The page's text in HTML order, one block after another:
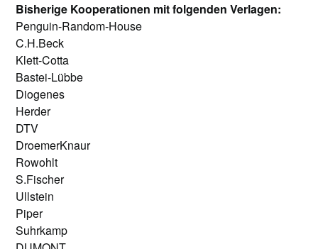
Bisherige Kooperationen mit folgenden Verlagen:
Penguin-Random-House
C.H.Beck
Klett-Cotta
Bastei-Lübbe
Diogenes
Herder
DTV
DroemerKnaur
Rowohlt
S.Fischer
Ullstein
Piper
Suhrkamp